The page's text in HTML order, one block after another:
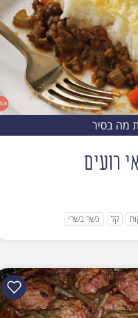
מה בסיר
רועים
קל כשר בשרי